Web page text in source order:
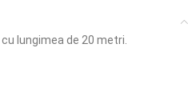
lungimea de 20 metri.